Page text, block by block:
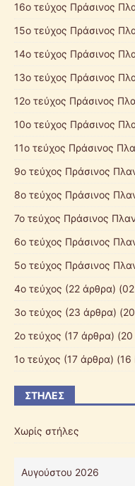
16ο τεύχος Πράσινος
15ο τεύχος Πράσινος
14ο τεύχος Πράσινος
13ο τεύχος Πράσινος
12ο τεύχος Πράσινος
10ο τεύχος Πράσινος
11ο τεύχος Πράσινος
9ο τεύχος Πράσινος
8ο τεύχος Πράσινος
7ο τεύχος Πράσινος
6ο τεύχος Πράσινος
5ο τεύχος Πράσινος
4ο τεύχος (22 άρθρα) (02
3ο τεύχος (23 άρθρα)
2ο τεύχος (17 άρθρα)
1ο τεύχος (17 άρθρα)
ΣΤΉΛΕΣ
Χωρίς στήλες
Αυγούστου 2026